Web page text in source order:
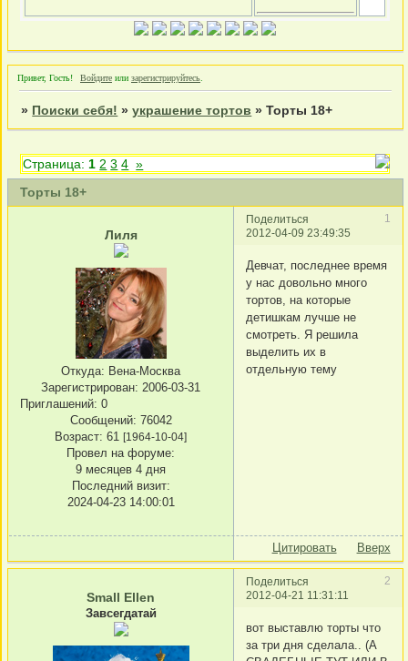
Привет, Гость! Войдите или зарегистрируйтесь
» Поиски себя! »украшение тортов »Торты 18+
Торты 18+
Страница: 1 2 3 4 »
Поделиться
1
2012-04-09 23:49:35
Лиля
Откуда: Вена-Москва
Зарегистрирован: 2006-03-31
Приглашений: 0
Сообщений: 76042
Возраст: 61 [1964-10-04]
Провел на форуме:
9 месяцев 4 дня
Последний визит:
2024-04-23 14:00:01
Девчат, последнее время
у нас довольно много
тортов, на которые
детишкам лучше не
смотреть. Я решила
выделить их в
отдельную тему
Цитировать Вверх
Поделиться
2
2012-04-21 11:31:11
Small Ellen
Завсегдатай
вот выставлю торты что
за три дня сделала.. (А